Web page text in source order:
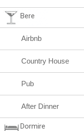
Bere
Airbnb
Country House
Pub
After Dinner
Dormire